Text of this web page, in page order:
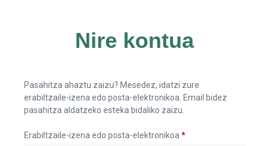
Nire kontua
Pasahitza ahaztu zaizu? Mesedez, idatzi zure
erabiltzaile-izena edo posta-elektronikoa. Email bidez
pasahitza aldatzeko esteka bidaliko zaizu.
Erabiltzaile-izena edo posta-elektronikoa *